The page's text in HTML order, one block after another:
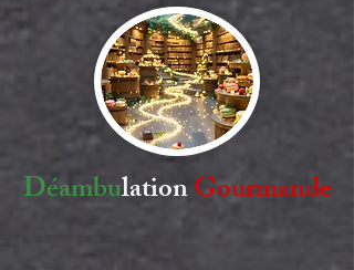
DéambulationGourmande